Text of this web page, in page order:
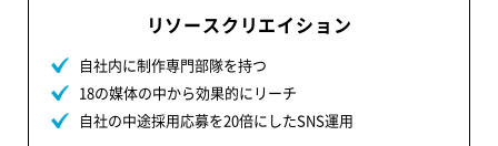
リソースクリエイション
自社内に制作専門部隊を持つ
18の媒体の中から効果的にリーチ
自社の中途採用応募を20倍にしたSNS運用